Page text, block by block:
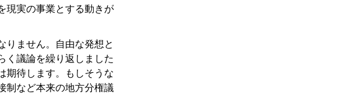
現実の事業とする動きが
りません。自由な発想と
く議論を繰り返しました
期待します。もしそうな
制など本来の地方分権議